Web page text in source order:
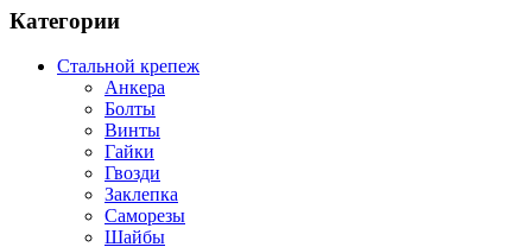
Категории
Стальной крепеж
Анкера
Болты
Винты
Гайки
Гвозди
Заклепка
Саморезы
Шайбы